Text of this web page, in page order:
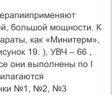
большой мощности. К
как «Минитерм»,
19. ), УВЧ – 66 ,
они выполнены по I
№1, №2, №3